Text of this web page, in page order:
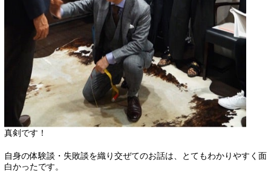
真剣です！
自身の体験談・失敗談を織り交ぜてのお話は、とてもわかりやすく面
白かったです。